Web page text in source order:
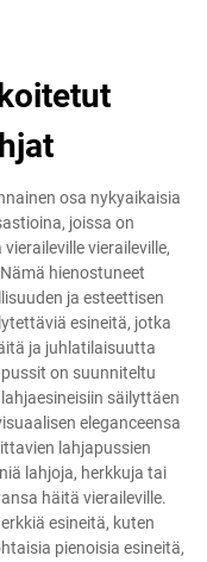
osa nykyaikaisia
joissa on
vieraileville,
hienostuneet
ja esteettisen
esineitä, jotka
ja juhlatilaisuutta
on suunniteltu
säilyttäen
eleganceensa
lahjapussien
lahjoja, herkkuja tai
häitä vieraileville.
esineitä, kuten
pienoisia esineitä,